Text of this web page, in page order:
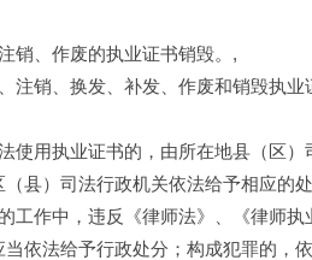
销、作废的执业证书销毁。,
注销、换发、补发、作废和销毁执
使用执业证书的，由所在地县（区
县）司法行政机关依法给予相应的
工作中，违反《律师法》、《律师
依法给予行政处分；构成犯罪的，